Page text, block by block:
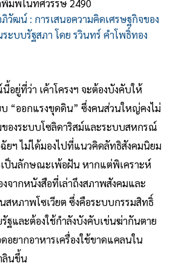
มพ์ในทศวรรษ 2490
วัฒน์ : การเสนอความคิดเศรษฐกิจของ
ะบบรัฐสภา โดย รวินทร์ คำโพธิ์ทอง
อยู่ที่ว่า เค้าโครงฯ จะต้องบังคับให้
“ออกแรงขุดดิน” ซึ่งคนส่วนใหญ่คงไม่
ของระบบโซลิดาริสม์และระบบสหกรณ์
ยฯ ไม่ได้มองไปที่แนวคิดลัทธิสังคมนิยม
เป็นลักษณะเพ้อฝัน หากแต่พิเคราะห์
งจากหนังสือที่เล่าถึงสภาพสังคมและ
สหภาพโซเวียต ซึ่งคือระบบกรรมสิทธิ์
ฐและต้องใช้กำลังบังคับเข่นฆ่ากันตาย
อยากอาหารเครื่องใช้ขาดแคลนใน
ลินขึ้น